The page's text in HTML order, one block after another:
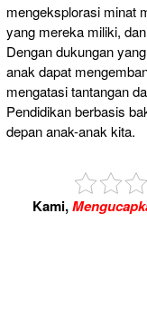
mengeksplorasi minat
yang mereka miliki,
Dengan dukungan
anak dapat
mengatasi tantangan
Pendidikan berbasis
depan anak-anak kita.
Kami,